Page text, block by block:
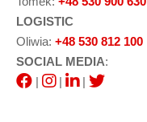
LOGISTIC
Oliwia: +48 530 812 100
SOCIAL MEDIA:
|
| |